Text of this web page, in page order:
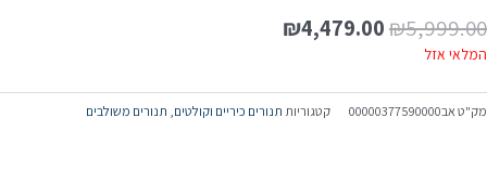
₪
₪4,479.00
אזל
אב00000377590000 קטגוריותתנורים כיריים וקולטים,תנורים משולבים